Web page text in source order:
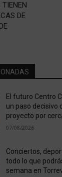
DE
El futuro Centro
un paso decisivo
proyecto por
07/08/2026
Conciertos,
todo lo que
semana en